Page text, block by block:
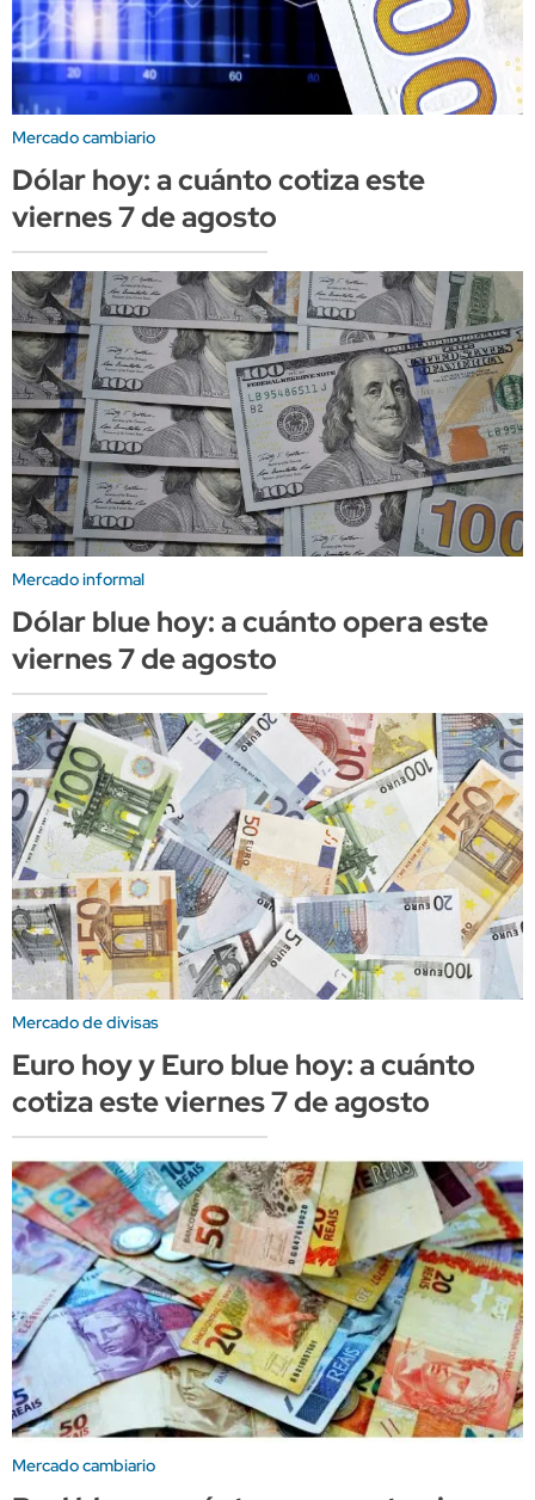
Mercado cambiario
Dólar hoy: a cuánto cotiza este
viernes 7 de agosto
Mercado informal
Dólar blue hoy: a cuánto opera este
viernes 7 de agosto
Mercado de divisas
Euro hoy y Euro blue hoy: a cuánto
cotiza este viernes 7 de agosto
Mercado cambiario